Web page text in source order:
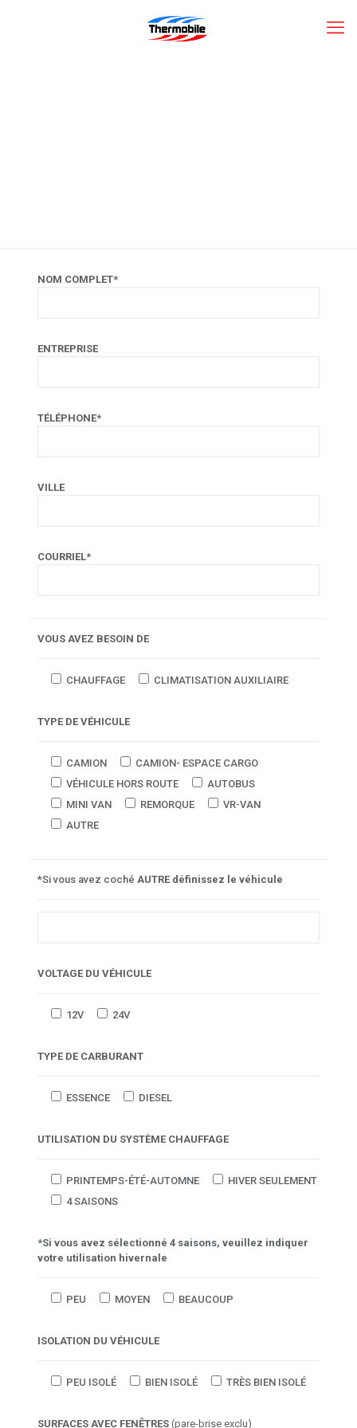
NOM COMPLET*
ENTREPRISE
TÉLÉPHONE*
VILLE
COURRIEL*
VOUS AVEZ BESOIN DE
CHAUFFAGE CLIMATISATION AUXILIAIRE
TYPE DE VÉHICULE
CAMION
CAMION- ESPACE CARGO
VÉHICULE HORS ROUTE
AUTOBUS
MINI VAN
REMORQUE
VR-VAN
AUTRE
*Si vous avez coché AUTREdéfinissez le véhicule
VOLTAGE DU VÉHICULE
12V 24V
TYPE DE CARBURANT
ESSENCE DIESEL
UTILISATION DU SYSTÈME CHAUFFAGE
PRINTEMPS-ÉTÉ-AUTOMNE
HIVER SEULEMENT
4 SAISONS
*Si vous avez sélectionné 4 saisons, veuillez indiquer
votre utilisation hivernale
PEU MOYEN BEAUCOUP
ISOLATION DU VÉHICULE
PEU ISOLÉ BIEN ISOLÉ TRÈS BIEN ISOLÉ
SURFACES AVEC FENÊTRES(pare-brise exclu)